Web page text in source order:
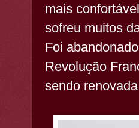
mais
sofreu muitos
Foi
Revolução
sendo